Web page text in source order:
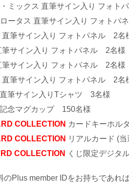
ミックス 直筆サイン入り フォト
ータス 直筆サイン入り フォトパ
直筆サイン入り フォトパネル 2名
筆サイン入り フォトパネル 2名様
筆サイン入り フォトパネル 2名様
直筆サイン入り フォトパネル 2名
筆サイン入りTシャツ 3名様
念マグカップ 150名様
COLLECTION カードキーホル
COLLECTION リアルカード (
COLLECTION
くじ限定デジタ
Plus member IDをお持ちであれ